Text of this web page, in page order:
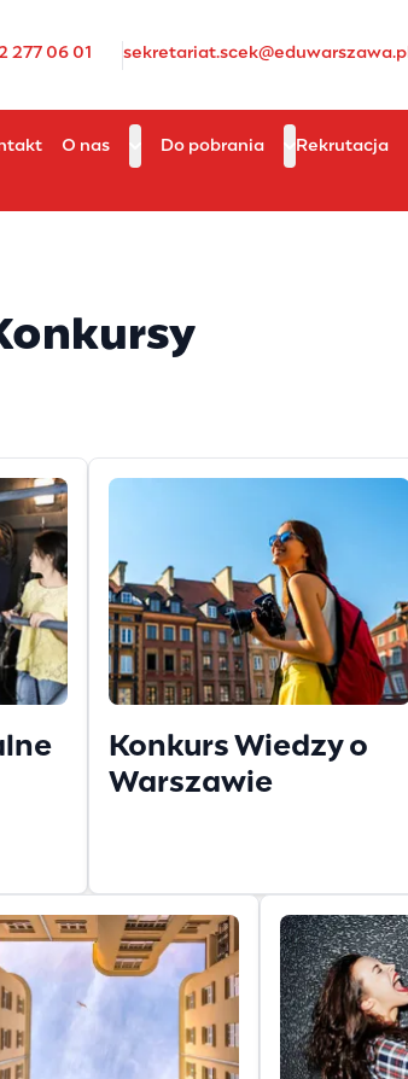
277 06 01 sekretariat.scek@eduwarszawa.pl
O nas Do pobrania Rekrutacja
Konkurs Wiedzy o
Warszawie